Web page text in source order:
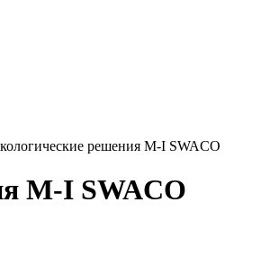
решения M-I SWACO
M-I SWACO